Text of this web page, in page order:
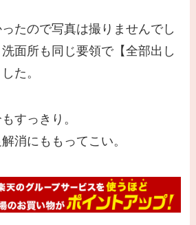
たので写真は撮りませんでし
面所も同じ要領で【全部出し
た。
すっきり。
消にももってこい。